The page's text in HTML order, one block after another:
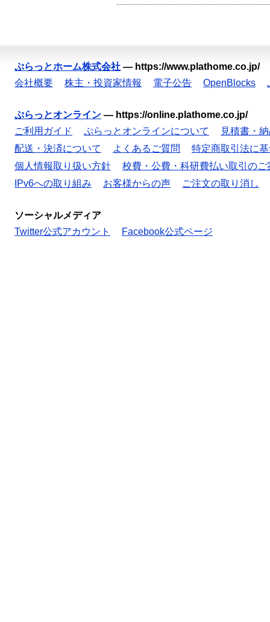
ぷらっとホーム株式会社 — https://www.plathome.co.jp/
会社概要
株主・投資家情報 電子公告 OpenBlocks
ぷらっとオンライン — https://online.plathome.co.jp/
ご利用ガイド
ぷらっとオンラインについて
見積書・
配送・決済について
よくあるご質問
特定商取引法に
個人情報取り扱い方針
校費・公費・科研費払い取引のご
IPv6への取り組み
お客様からの声 ご注文の取り消し
ソーシャルメディア
Twitter公式アカウント
Facebook公式ページ